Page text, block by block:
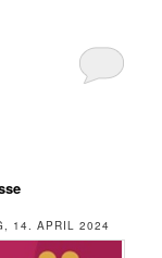
14. APRIL 2024